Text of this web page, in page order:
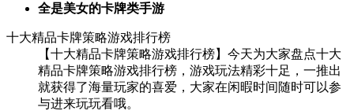
全是美女的卡牌类手游
十大精品卡牌策略游戏排行榜
【十大精品卡牌策略游戏排行榜】今天为大家盘点十大
精品卡牌策略游戏排行榜，游戏玩法精彩十足，一推出
就获得了海量玩家的喜爱，大家在闲暇时间随时可以参
与进来玩玩看哦。